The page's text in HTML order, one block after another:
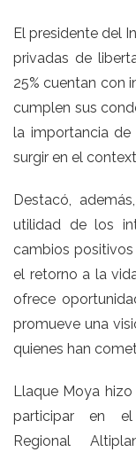
El presidente del
privadas de
25% cuentan con
cumplen sus
la importancia de
surgir en el
Destacó,
utilidad de los
cambios
el retorno a la
ofrece
promueve una
quienes han
Llaque Moya
participar en el
Regional